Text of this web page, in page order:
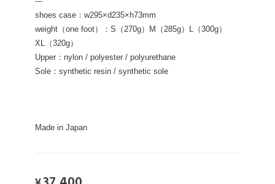
shoes case：w295×d235×h73mm
weight（one foot）：S（270g）M（285g）L（300g）
XL（320g）
Upper：nylon / polyester / polyurethane
Sole：synthetic resin / synthetic sole
Made in Japan